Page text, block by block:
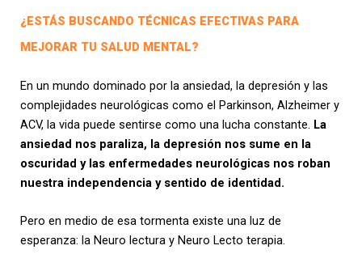
¿ESTÁS BUSCANDO TÉCNICAS EFECTIVAS PARA
MEJORAR TU SALUD MENTAL?
En un mundo dominado por la ansiedad, la depresión y las
complejidades neurológicas como el Parkinson, Alzheimer y
ACV, la vida puede sentirse como una lucha constante. La
ansiedad nos paraliza, la depresión nos sume en la
oscuridad y las enfermedades neurológicas nos roban
nuestra independencia y sentido de identidad.
Pero en medio de esa tormenta existe una luz de
esperanza: la Neuro lectura y Neuro Lecto terapia.